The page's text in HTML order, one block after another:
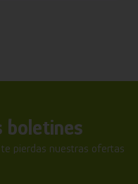
boletines
pierdas nuestras ofertas